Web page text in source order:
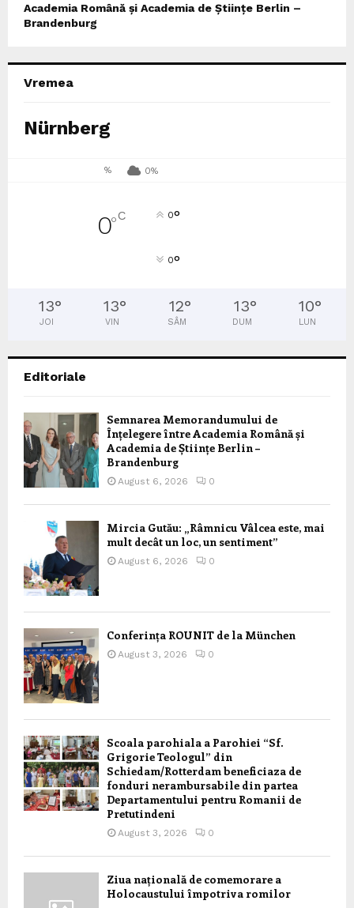
Academia Română și Academia de Științe Berlin –
Brandenburg
Vremea
Nürnberg
% 0%
0°C 0°
0°
13°
JOI
13°
VIN
12°
SÂM
13°
DUM
10°
LUN
Editoriale
Semnarea Memorandumului de
Înțelegere între Academia Română și
Academia de Științe Berlin –
Brandenburg
August 6, 2026 0
Mircia Gutău: „Râmnicu Vâlcea este, mai
mult decât un loc, un sentiment”
August 6, 2026 0
Conferința ROUNIT de la München
August 3, 2026 0
Scoala parohiala a Parohiei “Sf.
Grigorie Teologul” din
Schiedam/Rotterdam beneficiaza de
fonduri nerambursabile din partea
Departamentului pentru Romanii de
Pretutindeni
August 3, 2026 0
Ziua națională de comemorare a
Holocaustului împotriva romilor